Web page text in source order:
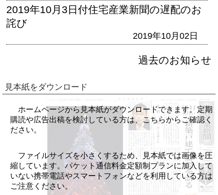
2019年10月3日付住宅産業新聞の遅配のお
詫び
2019年10月02日
過去のお知らせ
見本紙をダウンロード
ホームページから見本紙がダウンロードできます。定期
購読や広告出稿を検討している方は、こちらからご確認く
ださい。
ファイルサイズを小さくするため、見本紙では画像を圧
縮しています。パケット通信料金定額制プランに加入して
いない携帯電話やスマートフォンなどを利用している方は
ご注意ください。